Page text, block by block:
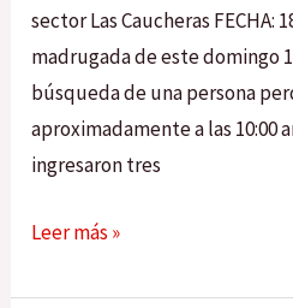
sector Las Caucheras FECHA:
madrugada de este domingo
búsqueda de una persona
aproximadamente a las 10:00
ingresaron tres
Leer más »